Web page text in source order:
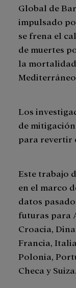
Global de
impulsado
se frena el
de muertes
la
Los
de
para revertir
Este trabajo
en el marco
datos
futuras para
Croacia,
Francia,
Polonia,
Checa y Suiza.